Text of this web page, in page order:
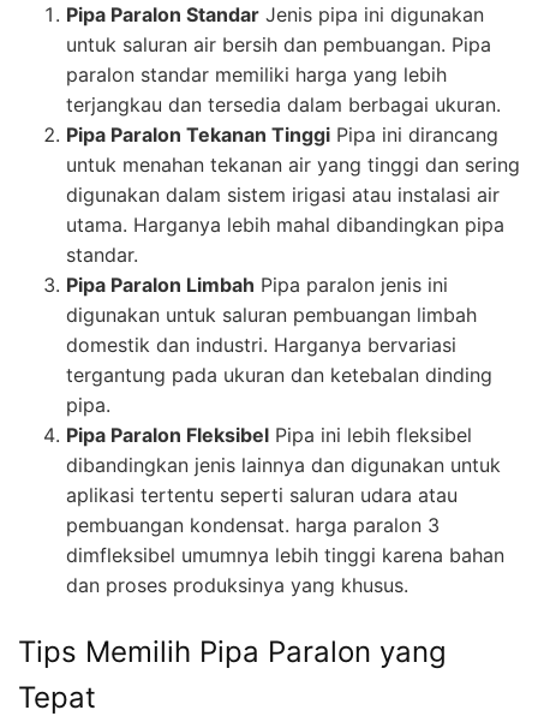
Pipa Paralon Standar Jenis pipa ini digunakan
untuk saluran air bersih dan pembuangan. Pipa
paralon standar memiliki harga yang lebih
terjangkau dan tersedia dalam berbagai ukuran.
Pipa Paralon Tekanan Tinggi Pipa ini dirancang
untuk menahan tekanan air yang tinggi dan sering
digunakan dalam sistem irigasi atau instalasi air
utama. Harganya lebih mahal dibandingkan pipa
standar.
Pipa Paralon Limbah Pipa paralon jenis ini
digunakan untuk saluran pembuangan limbah
domestik dan industri. Harganya bervariasi
tergantung pada ukuran dan ketebalan dinding
pipa.
Pipa Paralon Fleksibel Pipa ini lebih fleksibel
dibandingkan jenis lainnya dan digunakan untuk
aplikasi tertentu seperti saluran udara atau
pembuangan kondensat. harga paralon 3
dimfleksibel umumnya lebih tinggi karena bahan
dan proses produksinya yang khusus.
Tips Memilih Pipa Paralon yang
Tepat